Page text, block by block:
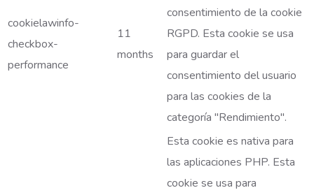
cookielawinfo-
checkbox-
performance
11
months
consentimiento de la cookie
RGPD. Esta cookie se usa
para guardar el
consentimiento del usuario
para las cookies de la
categoría "Rendimiento".
Esta cookie es nativa para
las aplicaciones PHP. Esta
cookie se usa para